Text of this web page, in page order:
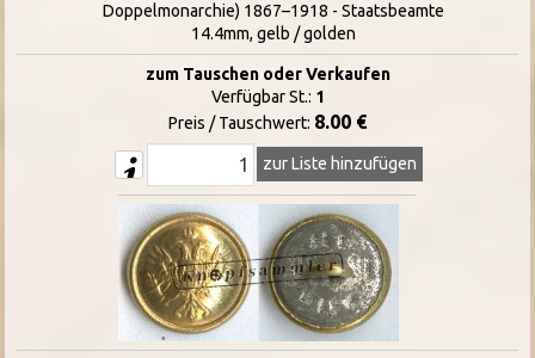
Doppelmonarchie) 1867–1918 - Staatsbeamte
14.4mm, gelb / golden
zum Tauschen oder Verkaufen
Verfügbar St.: 1
Preis / Tauschwert: 8.00 €
zur Liste hinzufügen